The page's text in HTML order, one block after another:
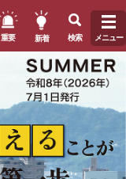
重要 新着 検索 メニュー